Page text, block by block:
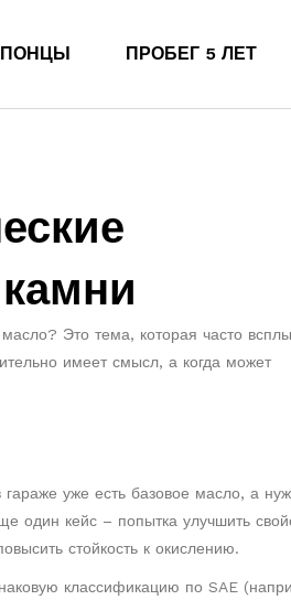
ПРОБЕГ 5 ЛЕТ
Это тема, которая часто
имеет смысл, а когда может
уже есть базовое масло, а
один кейс – попытка улучшить
стойкость к окислению.
классификацию по SAE